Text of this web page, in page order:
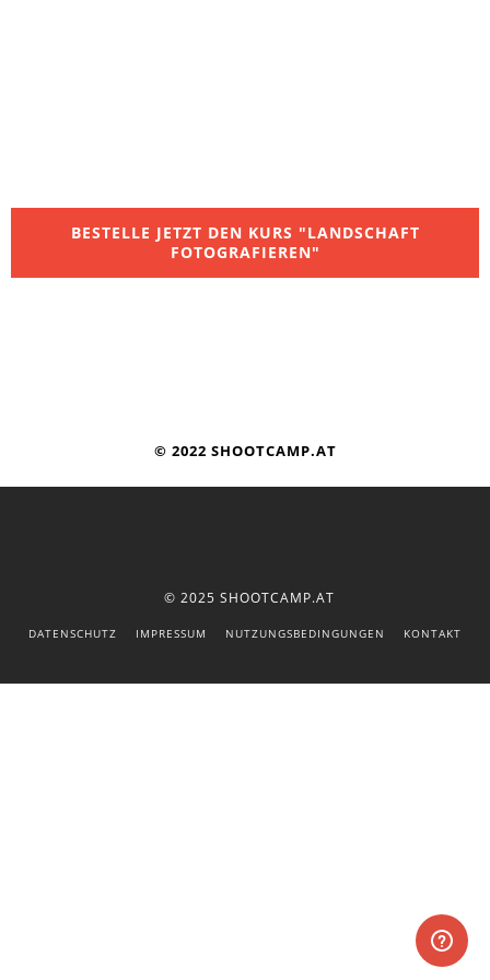
BESTELLE JETZT DEN KURS "LANDSCHAFT
FOTOGRAFIEREN"
© 2022 SHOOTCAMP.AT
© 2025 SHOOTCAMP.AT
DATENSCHUTZ IMPRESSUM NUTZUNGSBEDINGUNGEN KONTAKT